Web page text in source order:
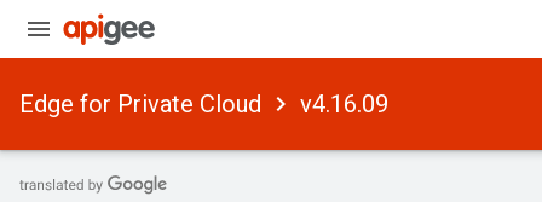
Edge for Private Cloud v4.16.09